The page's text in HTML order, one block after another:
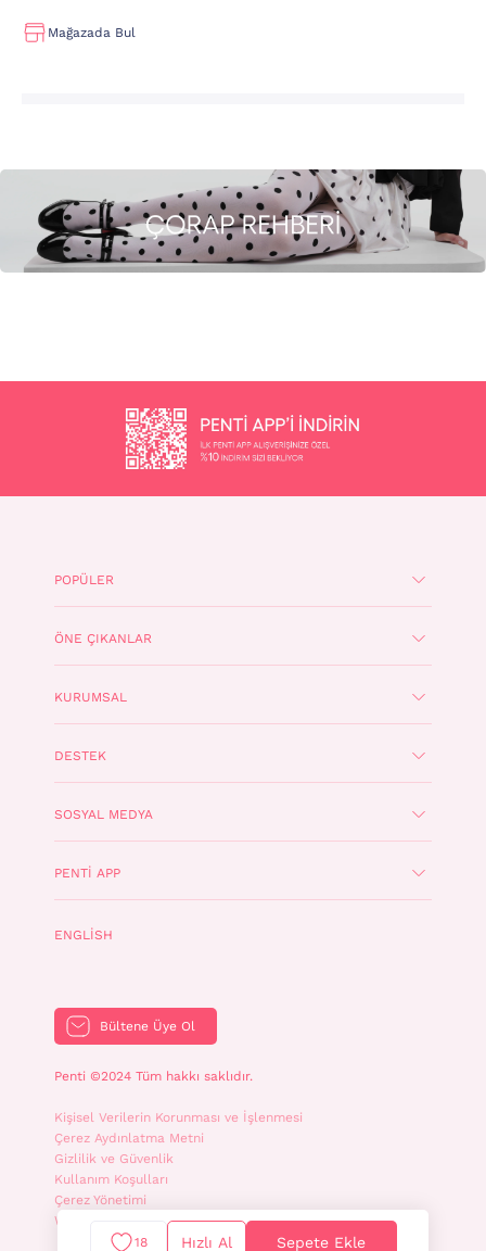
18 Hızlı Al Sepete Ekle
Mağazada Bul
POPÜLER
ÖNE ÇIKANLAR
KURUMSAL
DESTEK
SOSYAL MEDYA
PENTI APP
ENGLISH
Bültene Üye Ol
Penti ©2024 Tüm hakkı saklıdır.
Kişisel Verilerin Korunması ve İşlenmesi
Çerez Aydınlatma Metni
Gizlilik ve Güvenlik
Kullanım Koşulları
Çerez Yönetimi
WhatsApp İletişim Aydınlatma Metni